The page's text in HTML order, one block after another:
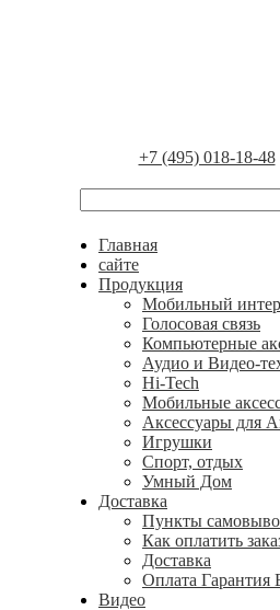
+7 (495) 018-18-48
Главная
сайте
Продукция
Мобильный
Голосовая связь
Компьютерные
Аудио и Видео-
Hi-Tech
Мобильные
Аксессуары для
Игрушки
Спорт, отдых
Умный Дом
Доставка
Пункты
Как оплатить
Доставка
Оплата Гарантия
Видео